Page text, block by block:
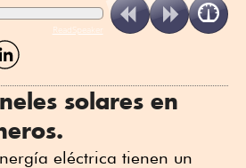
ReadSpeaker
solares en
eléctrica tienen un